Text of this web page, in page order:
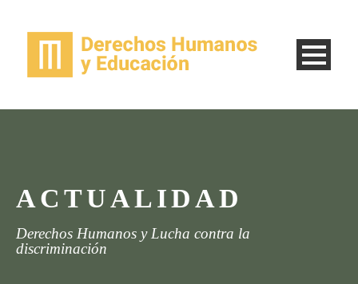
ACTUALIDAD
Derechos Humanos y Lucha contra la
discriminación